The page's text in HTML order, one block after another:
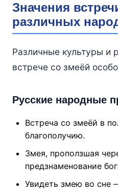
Значения
различных
Различные культуры и
встрече со змеёй
Русские народные
Встреча со змеёй в
благополучию.
Змея, проползшая
предзнаменование
Увидеть змею во сне